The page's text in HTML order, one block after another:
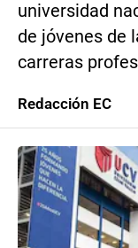
universidad
de jóvenes de
carreras
Redacción EC